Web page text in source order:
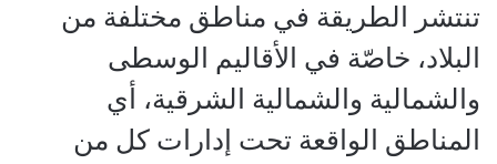
تنتشر الطريقة في مناطق مختلفة من
البلاد، خاصّة في الأقاليم الوسطى
والشمالية والشمالية الشرقية، أي
المناطق الواقعة تحت إدارات كل من